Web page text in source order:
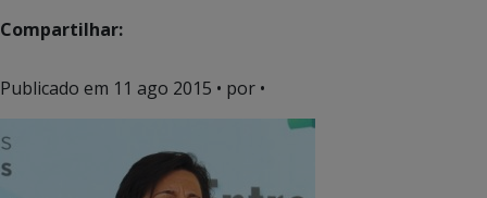
Compartilhar:
Publicado em 11 ago 2015 • por •